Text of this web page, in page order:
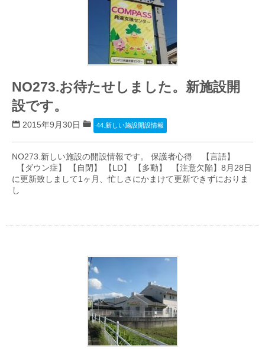
NO273.お待たせしました。新施設開
設です。
2015年9月30日 44.新しい施設開設情報
NO273.新しい施設の開設情報です。 保護者心得 【言語】
【ダウン症】 【自閉】 【LD】 【多動】 【注意欠陥】8月28日
に更新致しまして1ヶ月、忙しさにかまけて更新できずにおりま
し